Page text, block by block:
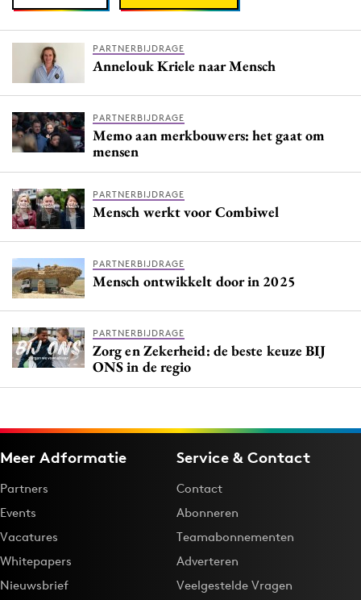
PARTNERBIJDRAGE
Annelouk Kriele naar Mensch
PARTNERBIJDRAGE
Memo aan merkbouwers: het gaat om
mensen
PARTNERBIJDRAGE
Mensch werkt voor Combiwel
PARTNERBIJDRAGE
Mensch ontwikkelt door in 2025
PARTNERBIJDRAGE
Zorg en Zekerheid: de beste keuze BIJ
ONS in de regio
Meer Adformatie
Partners
Events
Vacatures
Whitepapers
Nieuwsbrief
Service & Contact
Contact
Abonneren
Teamabonnementen
Adverteren
Veelgestelde Vragen